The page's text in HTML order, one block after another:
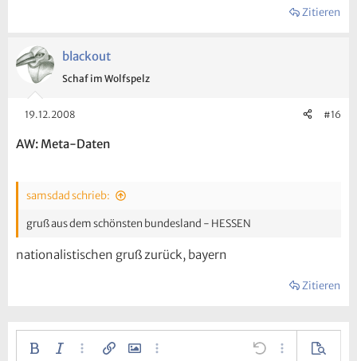
Zitieren
blackout
Schaf im Wolfspelz
19.12.2008 #16
AW: Meta-Daten
samsdad schrieb:
gruß aus dem schönsten bundesland - HESSEN
nationalistischen gruß zurück, bayern
Zitieren
Fett KursivWeitere…Link einfügen
Bild einfügen
Weitere… Rückgängig
Weitere…